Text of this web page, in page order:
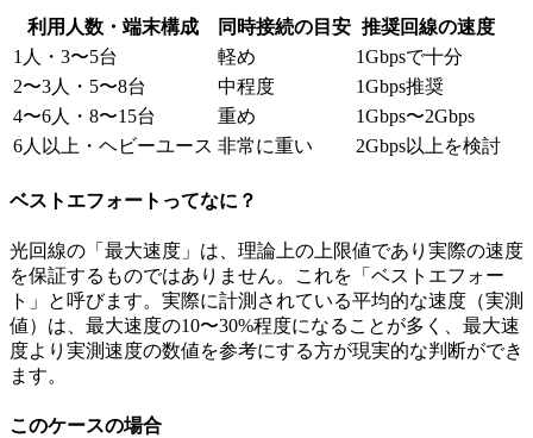
利用人数・端末構成 同時接続の目安 推奨回線の速度
1人・3〜5台
軽め
1Gbpsで十分
2〜3人・5〜8台
中程度
1Gbps推奨
4〜6人・8〜15台
重め
1Gbps〜2Gbps
6人以上・ヘビーユース 非常に重い 2Gbps以上を検討
ベストエフォートってなに？
光回線の「最大速度」は、理論上の上限値であり実際の速度
を保証するものではありません。これを「ベストエフォー
ト」と呼びます。実際に計測されている平均的な速度（実測
値）は、最大速度の10〜30%程度になることが多く、最大速
度より実測速度の数値を参考にする方が現実的な判断ができ
ます。
このケースの場合